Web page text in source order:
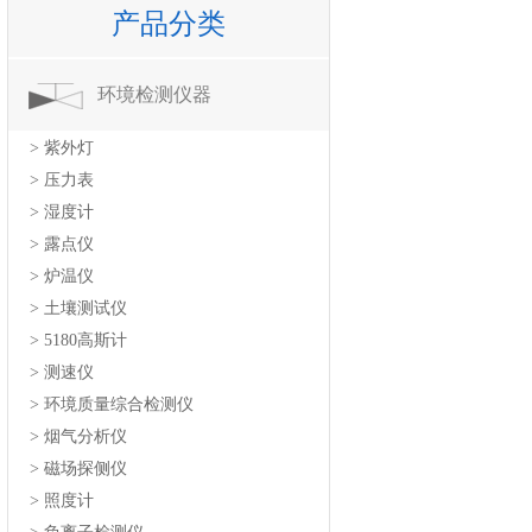
产品分类
环境检测仪器
> 紫外灯
> 压力表
> 湿度计
> 露点仪
> 炉温仪
> 土壤测试仪
> 5180高斯计
> 测速仪
> 环境质量综合检测仪
> 烟气分析仪
> 磁场探侧仪
> 照度计